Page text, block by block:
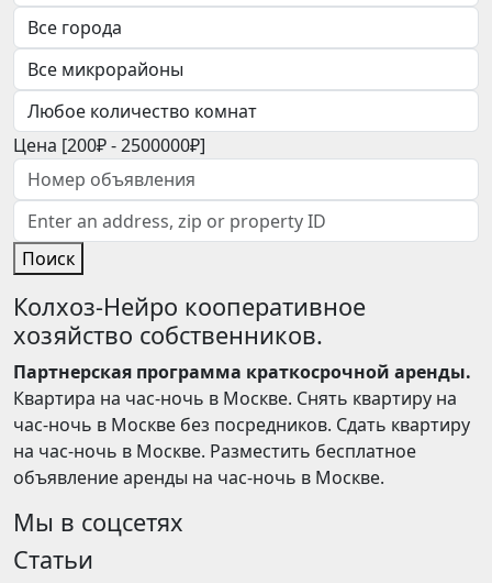
Цена [200₽-2500000₽]
Поиск
Колхоз-Нейро кооперативное
хозяйство собственников.
Партнерская программа краткосрочной аренды.
Квартира на час-ночь в Москве. Снять квартиру на
час-ночь в Москве без посредников. Сдать квартиру
на час-ночь в Москве. Разместить бесплатное
объявление аренды на час-ночь в Москве.
Мы в соцсетях
Статьи